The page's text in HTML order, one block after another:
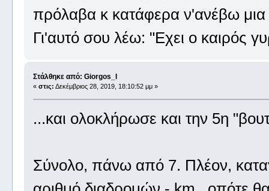
πρόλαβα κ κατάφερα ν'ανέβω
Γι'αυτό σου λέω: "Εχει ο καιρός
Στάλθηκε από: Giorgos_I
« στις: Δεκέμβριος 28, 2019, 18:10:52 μμ »
...και ολοκλήρωσε και την 5η
Σύνολο, πάνω από 7. Πλέον,